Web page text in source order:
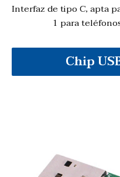
Interfaz de tipo C, apta
1 para
Chip